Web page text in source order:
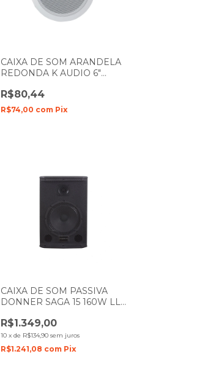
CAIXA DE SOM ARANDELA
REDONDA K AUDIO 6"
BRANCA
R$80,44
R$74,00 com Pix
CAIXA DE SOM PASSIVA
DONNER SAGA 15 160W LL
R$1.349,00
10 x de R$134,90 sem juros
R$1.241,08 com Pix